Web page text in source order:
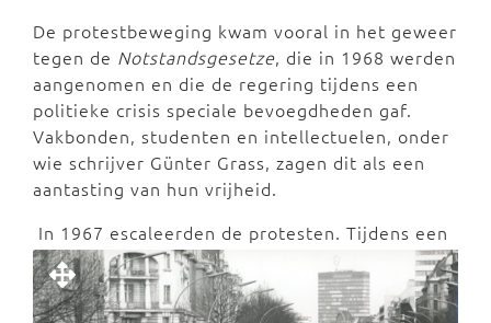
De protestbeweging kwam vooral in het geweer
tegen de Notstandsgesetze, die in 1968 werden
aangenomen en die de regering tijdens een
politieke crisis speciale bevoegdheden gaf.
Vakbonden, studenten en intellectuelen, onder
wie schrijver Günter Grass, zagen dit als een
aantasting van hun vrijheid.
In 1967 escaleerden de protesten. Tijdens een